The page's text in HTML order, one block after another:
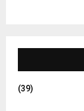
(39)